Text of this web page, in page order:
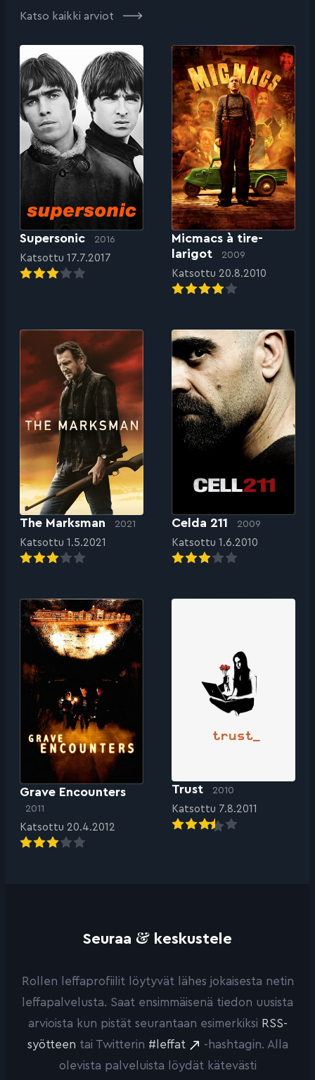
Katso kaikki arviot
Supersonic 2016
Katsottu 17.7.2017
Micmacs à tire-
larigot
2009
Katsottu 20.8.2010
The Marksman 2021
Katsottu 1.5.2021
Celda 211 2009
Katsottu 1.6.2010
Grave Encounters
2011
Katsottu 20.4.2012
Trust 2010
Katsottu 7.8.2011
Seuraa & keskustele
Rollen leffaprofiilit löytyvät lähes jokaisesta netin
leffapalvelusta. Saat ensimmäisenä tiedon uusista
arvioista kun pistät seurantaan esimerkiksi RSS-
syötteen tai Twitterin #leffat
-hashtagin. Alla
olevista palveluista löydät kätevästi